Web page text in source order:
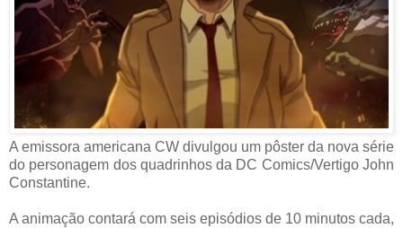
A emissora americana CW divulgou um pôster da nova série
do personagem dos quadrinhos da DC Comics/Vertigo John
Constantine.
A animação contará com seis episódios de 10 minutos cada,